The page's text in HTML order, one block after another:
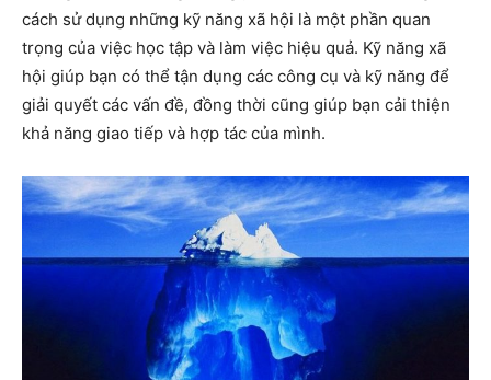
cách sử dụng những kỹ năng xã hội là một phần quan
trọng của việc học tập và làm việc hiệu quả. Kỹ năng xã
hội giúp bạn có thể tận dụng các công cụ và kỹ năng để
giải quyết các vấn đề, đồng thời cũng giúp bạn cải thiện
khả năng giao tiếp và hợp tác của mình.